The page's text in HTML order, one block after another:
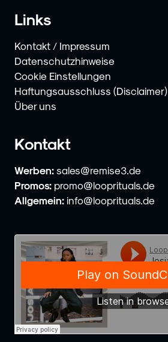
Links
Kontakt / Impressum
Datenschutzhinweise
Cookie Einstellungen
Haftungsausschluss (Disclaimer)
Über uns
Kontakt
Werben: sales@remise3.de
Promos: promo@looprituals.de
Allgemein: info@looprituals.de